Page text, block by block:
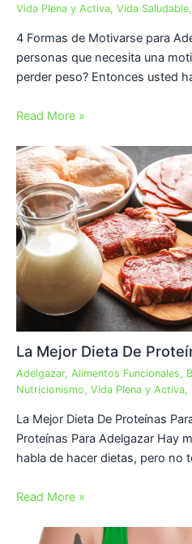
Vida Plena y Activa, Vida Saludable,
4 Formas de Motivarse para
personas que necesita una
perder peso? Entonces usted
Read More »
La Mejor Dieta De
Adelgazar, Alimentos Funcionales,
Nutricionismo, Vida Plena y Activa,
La Mejor Dieta De Proteínas
Proteínas Para Adelgazar Hay
habla de hacer dietas, pero no
Read More »